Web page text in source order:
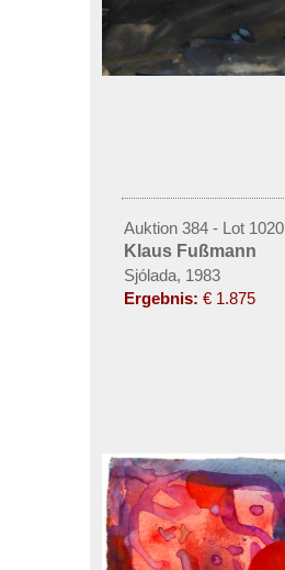
Auktion 384 - Lot 1020
Klaus Fußmann
Sjólada, 1983
Ergebnis: € 1.875